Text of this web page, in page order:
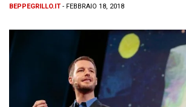
BEPPEGRILLO.IT - FEBBRAIO 18, 2018